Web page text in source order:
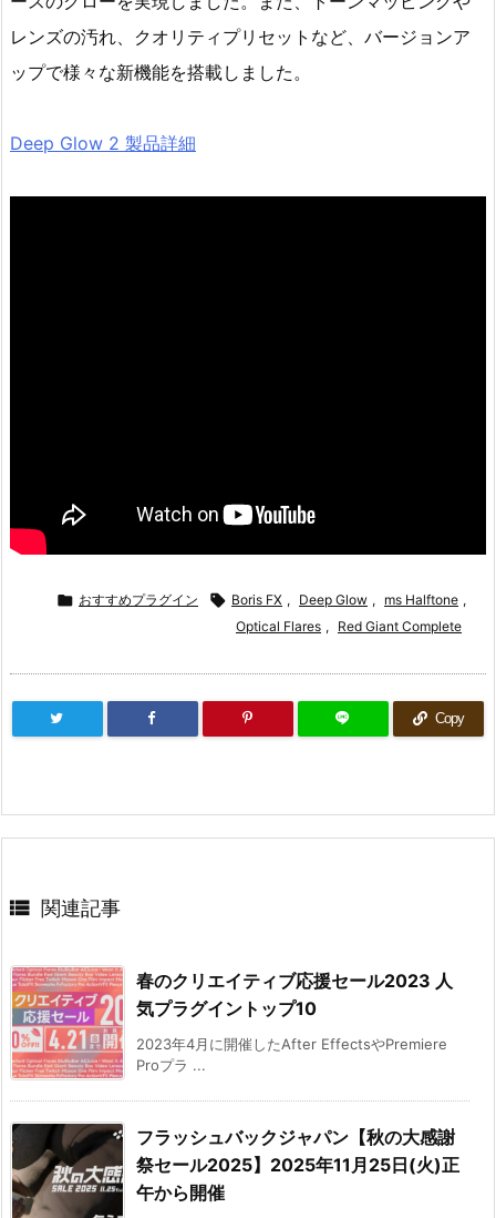
レンズの汚れ、クオリティプリセットなど、バージョンア
ップで様々な新機能を搭載しました。
Deep Glow 2 製品詳細
 おすすめプラグイン  Boris FX , Deep Glow , ms Halftone ,
Optical Flares , Red Giant Complete
Copy
 関連記事
春のクリエイティブ応援セール2023 人
気プラグイントップ10
2023年4月に開催したAfter EffectsやPremiere
Proプラ ...
フラッシュバックジャパン【秋の大感謝
祭セール2025】2025年11月25日(火)正
午から開催